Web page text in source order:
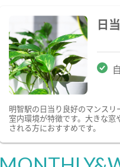
日
明智駅の日当り良好のマンス
室内環境が特徴です。大きな
される方におすすめです。